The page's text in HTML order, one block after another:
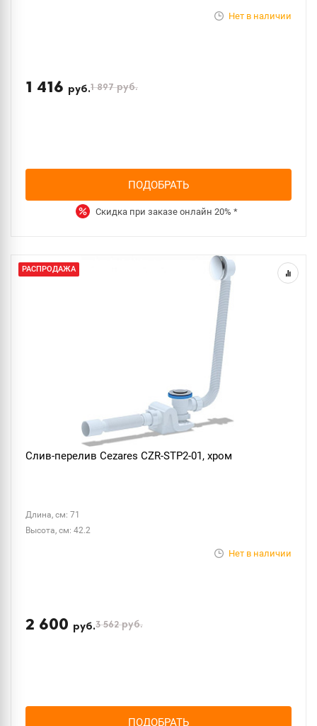
Нет в наличии
1 416 руб.1 897руб.
ПОДОБРАТЬ
Скидка при заказе онлайн 20% *
РАСПРОДАЖА
Слив-перелив Cezares CZR-STP2-01, хром
Длина, см: 71
Высота, см: 42.2
Нет в наличии
2 600 руб.3 562руб.
ПОДОБРАТЬ